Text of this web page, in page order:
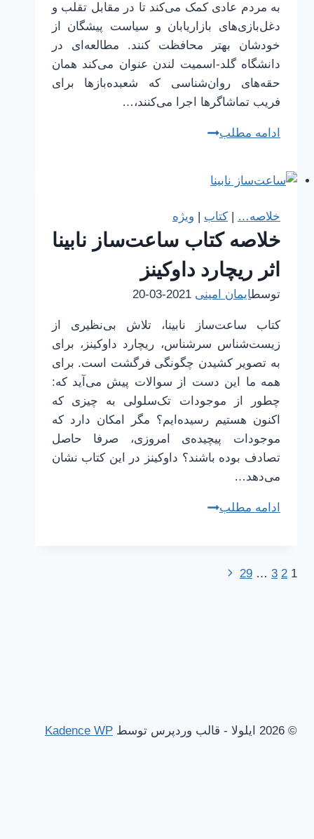
به مردم عادی کمک می‌کند تا در مقابل تقلب و
دغل‌بازی‌های بازاریابان و سیاست پیشگان از
خودشان بهتر محافظت کنند. مطالعه‌ای در
دانشگاه گلد-اسمیت لندن عنوان می‌کند همان
حقه‌های روان‌شناسی که شعبده‌بازها برای
فریب تماشاگرها اجرا می‌کنند،…
ادامه مطلبتاکتیک‌های
سیاست
و
بازاریابی
خلاصه… کتاب ویژه
خلاصه کتاب ساعت‌ساز نابینا
اثر ریچارد داوکینز
توسطایمان امینی 2021-03-20
کتاب ساعت‌ساز نابینا، تلاش بی‌نظیری از
زیست‌شناس سرشناس، ریچارد داوکینز، برای
به تصویر کشیدن چگونگی فرگشت است. برای
همه ما این دست از سوالات پیش می‌آید که:
چطور از موجودات تک‌سلولی به چیزی که
اکنون هستیم رسیده‌ایم؟ مگر امکان دارد که
موجودات پیچیده‌ی امروزی، صرفا حاصل
تصادف بوده باشند؟ داوکینز در این کتاب نشان
می‌دهد…
ادامه مطلبخلاصه
پیمایش
1
2
3
…
29 برگۀ
© 2026 ایلولا - قالب وردپرس توسط Kadence WP